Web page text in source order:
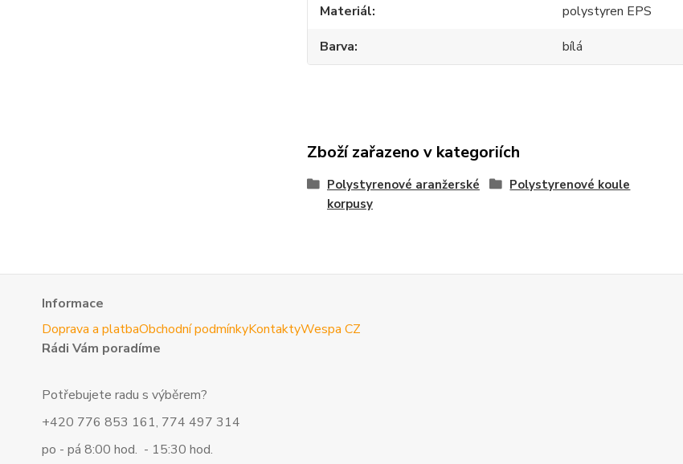
Materiál
polystyren EPS
Barva
bílá
Zboží zařazeno v kategoriích
Polystyrenové aranžerské
korpusy
Polystyrenové koule
Informace
Doprava a platbaObchodní podmínkyKontaktyWespa CZ
Rádi Vám poradíme
Potřebujete radu s výběrem?
+420 776 853 161, 774 497 314
po - pá 8:00 hod. - 15:30 hod.